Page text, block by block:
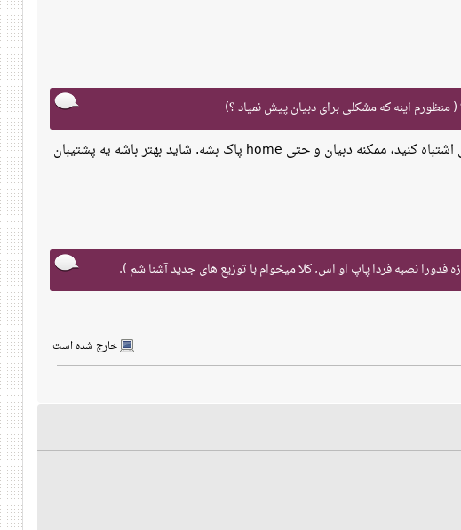
منظورم اینه که مشکلی برای دبیان پیش نمیاد ؟)
اگه منطورتون فقط چیزی هست که گفتید، بستگی به این داره که موقع نصب چیکار می‌کنید. اگه جایی اشتباه کنید، ممکنه دبیان و حتی home پاک بشه. شاید بهتر باشه یه پشتیبان
نصبه فردا پاپ او اس, کلا میخوام با توزیع های جدید آشنا شم ).
خارج شده است